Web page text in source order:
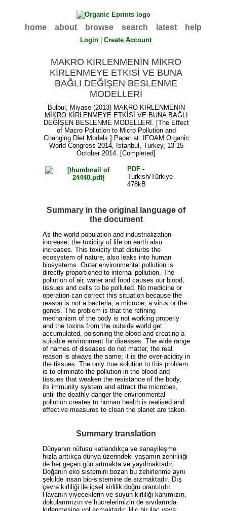
home about browse search latest help
Login |Create Account
MAKRO KİRLENMENİN MİKRO
KİRLENMEYE ETKİSİ VE BUNA
BAĞLI DEĞİŞEN BESLENME
MODELLERİ
Bulbul, Miyase(2013) MAKRO KİRLENMENİN
MİKRO KİRLENMEYE ETKİSİ VE BUNA BAĞLI
DEĞİŞEN BESLENME MODELLERİ. [The Effect
of Macro Pollution to Micro Pollution and
Changing Diet Models.] Paper at: IFOAM Organic
World Congress 2014, Istanbul, Turkey, 13-15
October 2014. [Completed]
PDF-
Turkish/Türkiye
478kB
Summary in the original language of
the document
As the world population and industrialization
increase, the toxicity of life on earth also
increases. This toxicity that disturbs the
ecosystem of nature, also leaks into human
biosystems. Outer environmental pollution is
directly proportioned to internal pollution. The
pollution of air, water and food causes our blood,
tissues and cells to be polluted. No medicine or
operation can correct this situation because the
reason is not a bacteria, a microbe, a virus or the
genes. The problem is that the refining
mechanism of the body is not working properly
and the toxins from the outside world get
accumulated, poisoning the blood and creating a
suitable environment for diseases. The wide range
of names of diseases do not matter, the real
reason is always the same; it is the over-acidity in
the tissues. The only true solution to this problem
is to eliminate the pollution in the blood and
tissues that weaken the resistance of the body,
its immunity system and attract the microbes,
until the deathly danger the environmental
pollution creates to human health is realised and
effective measures to clean the planet are taken.
Summary translation
Dünyanın nüfusu katlandıkça ve sanayileşme
hızla arttıkça dünya üzerindeki yaşamın zehirliliği
de her geçen gün artmakta ve yayılmaktadır.
Doğanın eko sistemini bozan bu zehirlenme aynı
şekilde insan bio-sistemine de sızmaktadır. Dış
çevre kirliliği ile içsel kirlilik doğru orantılıdır.
Havanın yiyeceklerin ve suyun kirliliği kanımızın,
dokularımızın ve hücrelerimizin de sıvılarında